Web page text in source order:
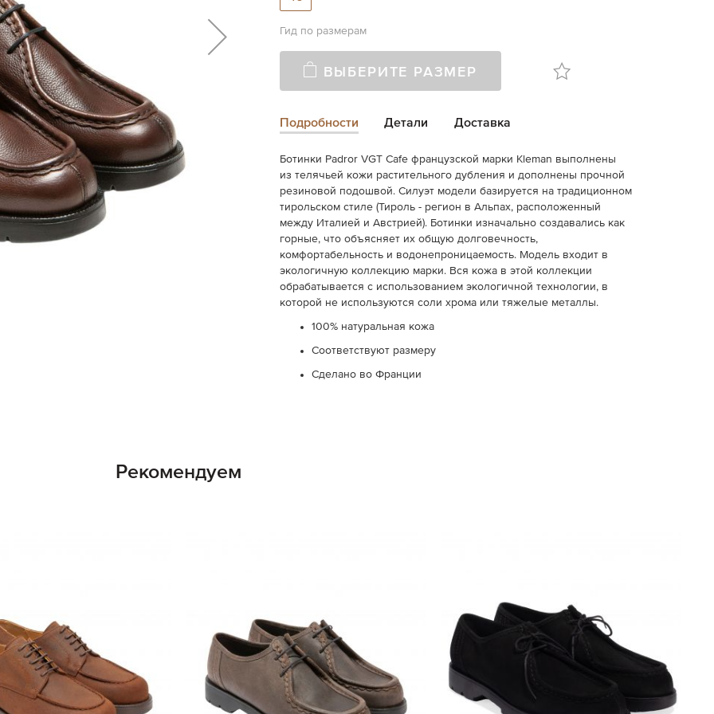
Гид по размерам
ВЫБЕРИТЕ РАЗМЕР
Подробности
Ботинки Padror VGT Cafe французской марки Kleman выполнены
из телячьей кожи растительного дубления и дополнены прочной
резиновой подошвой. Силуэт модели базируется на традиционном
тирольском стиле (Тироль - регион в Альпах, расположенный
между Италией и Австрией). Ботинки изначально создавались как
горные, что объясняет их общую долговечность,
комфортабельность и водонепроницаемость. Модель входит в
экологичную коллекцию марки. Вся кожа в этой коллекции
обрабатывается с использованием экологичной технологии, в
которой не используются соли хрома или тяжелые металлы.
100% натуральная кожа
Соответствуют размеру
Сделано во Франции
Детали Доставка
Рекомендуем